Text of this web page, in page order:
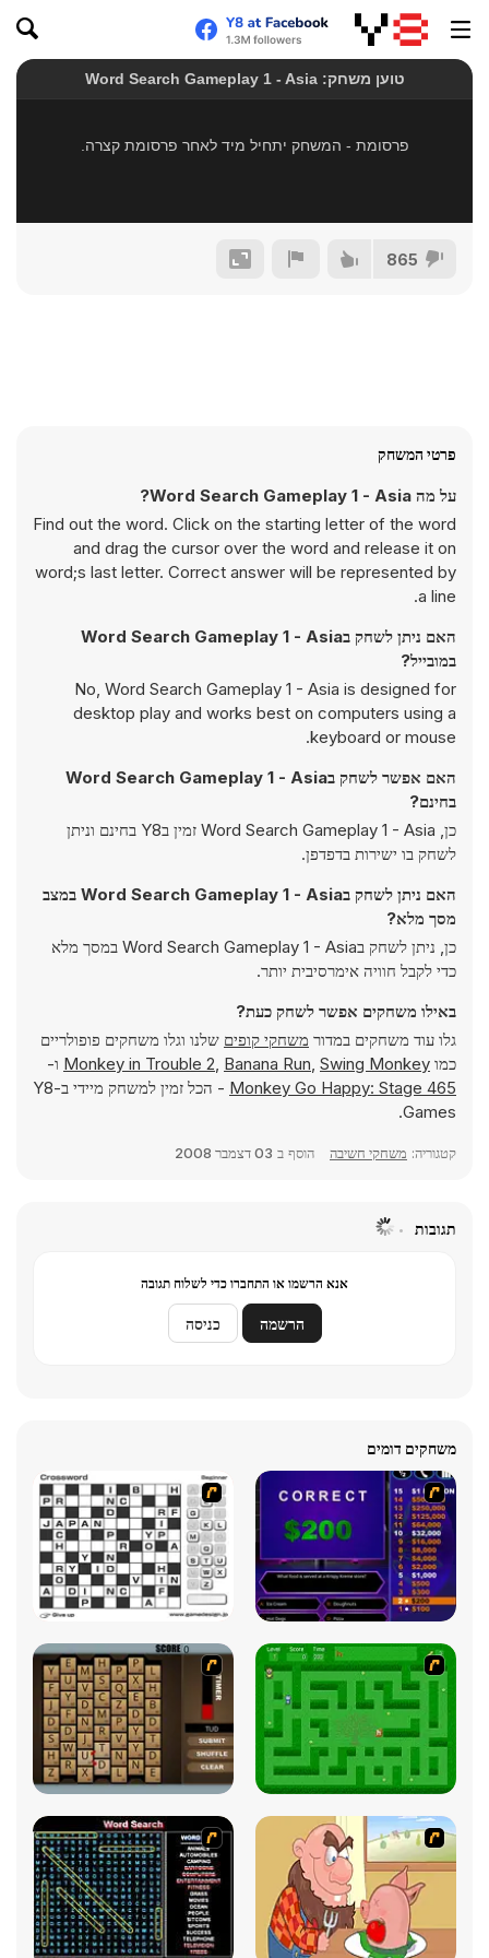
865
פרטי המשחק
על מה Word Search Gameplay 1 - Asia?
Find out the word. Click on the starting letter of the word
and drag the cursor over the word and release it on
word;s last letter. Correct answer will be represented by
a line.
האם ניתן לשחק בWord Search Gameplay 1 - Asia
במובייל?
No, Word Search Gameplay 1 - Asia is designed for
desktop play and works best on computers using a
keyboard or mouse.
האם אפשר לשחק בWord Search Gameplay 1 - Asia
בחינם?
כן, Word Search Gameplay 1 - Asia זמין בY8 בחינם וניתן
לשחק בו ישירות בדפדפן.
האם ניתן לשחק בWord Search Gameplay 1 - Asia במצב
מסך מלא?
כן, ניתן לשחק בWord Search Gameplay 1 - Asia במסך מלא
כדי לקבל חוויה אימרסיבית יותר.
באילו משחקים אפשר לשחק כעת?
גלו עוד משחקים במדור משחקי קופים שלנו וגלו משחקים פופולריים
כמו
Monkey in Trouble 2, Banana Run, Swing Monkey
ו-
Monkey Go Happy: Stage 465
- הכל זמין למשחק מיידי ב-Y8
Games.
קטגוריה: משחקי חשיבה הוסף ב 03 דצמבר 2008
תגובות
אנא הרשמו או התחברו כדי לשלוח תגובה
הרשמה כניסה
משחקים דומים